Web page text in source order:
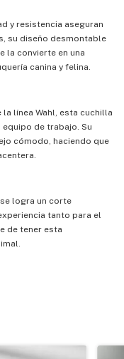
y resistencia aseguran
su diseño desmontable
la convierte en una
canina y felina.
línea Wahl, esta cuchilla
de trabajo. Su
cómodo, haciendo que
logra un corte
tanto para el
de tener esta